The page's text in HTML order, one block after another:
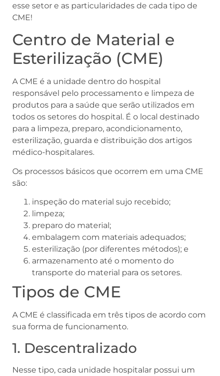
esse setor e as particularidades de cada tipo de
CME!
Centro de Material e
Esterilização (CME)
A CME é a unidade dentro do hospital
responsável pelo processamento e limpeza de
produtos para a saúde que serão utilizados em
todos os setores do hospital. É o local destinado
para a limpeza, preparo, acondicionamento,
esterilização, guarda e distribuição dos artigos
médico-hospitalares.
Os processos básicos que ocorrem em uma CME
são:
inspeção do material sujo recebido;
limpeza;
preparo do material;
embalagem com materiais adequados;
esterilização (por diferentes métodos); e
armazenamento até o momento do
transporte do material para os setores.
Tipos de CME
A CME é classificada em três tipos de acordo com
sua forma de funcionamento.
1. Descentralizado
Nesse tipo, cada unidade hospitalar possui um